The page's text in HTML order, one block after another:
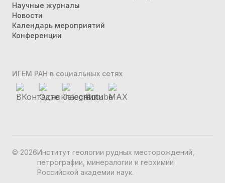
Научные журналы
Новости
Календарь мероприятий
Конференции
ИГЕМ РАН в социальных сетях
© 2026Институт геологии рудных месторождений,
петрографии, минералогии и геохимии
Российской академии наук.